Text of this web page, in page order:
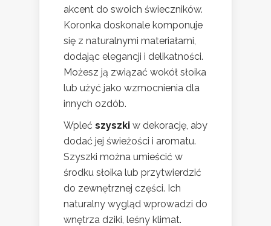
akcent do swoich świeczników.
Koronka doskonale komponuje
się z naturalnymi materiałami,
dodając elegancji i delikatności.
Możesz ją związać wokół słoika
lub użyć jako wzmocnienia dla
innych ozdób.
Wpleć szyszki w dekorację, aby
dodać jej świeżości i aromatu.
Szyszki można umieścić w
środku słoika lub przytwierdzić
do zewnętrznej części. Ich
naturalny wygląd wprowadzi do
wnętrza dziki, leśny klimat.